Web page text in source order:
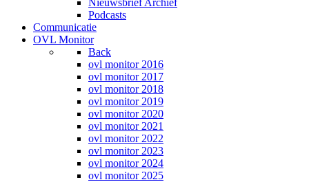
Nieuwsbrief Archief
Podcasts
Communicatie
OVL Monitor
Back
ovl monitor 2016
ovl monitor 2017
ovl monitor 2018
ovl monitor 2019
ovl monitor 2020
ovl monitor 2021
ovl monitor 2022
ovl monitor 2023
ovl monitor 2024
ovl monitor 2025